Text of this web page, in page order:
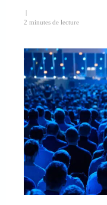
|
2 minutes de lecture